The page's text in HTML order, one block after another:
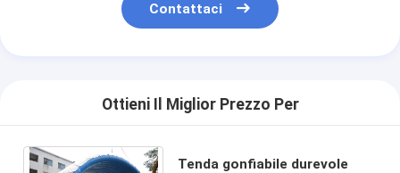
Contattaci
Ottieni Il Miglior Prezzo Per
Tenda gonfiabile durevole